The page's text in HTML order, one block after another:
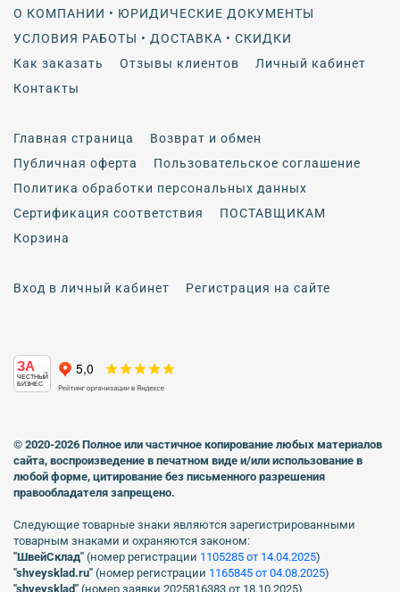
О КОМПАНИИ • ЮРИДИЧЕСКИЕ ДОКУМЕНТЫ
УСЛОВИЯ РАБОТЫ • ДОСТАВКА • СКИДКИ
Как заказать
Отзывы клиентов
Личный кабинет
Контакты
Главная страница
Возврат и обмен
Публичная оферта
Пользовательское соглашение
Политика обработки персональных данных
Сертификация соответствия
ПОСТАВЩИКАМ
Корзина
Вход в личный кабинет Регистрация на сайте
ЗА
ЧЕСТНЫЙ
БИЗНЕС
© 2020-2026 Полное или частичное копирование любых материалов
сайта, воспроизведение в печатном виде и/или использование в
любой форме, цитирование без письменного разрешения
правообладателя запрещено.
Следующие товарные знаки являются зарегистрированными
товарным знаками и охраняются законом:
"ШвейСклад" (номер регистрации 1105285 от 14.04.2025)
"shveуsklad.ru" (номер регистрации 1165845 от 04.08.2025)
"shveysklad" (номер заявки 2025816383 от 18.10.2025)